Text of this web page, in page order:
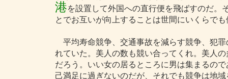
港を設置して外国への直行便を飛ばすのだ。
とでお互いが向上することは世間にいくらで
平均寿命競争、交通事故を減らす競争、犯
れていた。美人の数も競い合ってくれ。美人
だろう。いい女の居るところに男は集まるの
己満足に過ぎないのだが、それでも競争は地